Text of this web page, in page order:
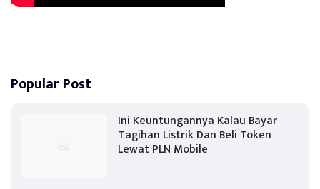
Popular Post
Ini Keuntungannya Kalau Bayar
Tagihan Listrik Dan Beli Token
Lewat PLN Mobile